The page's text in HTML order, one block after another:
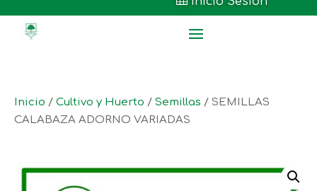
Inicio / Cultivo y Huerto / Semillas / SEMILLAS
CALABAZA ADORNO VARIADAS